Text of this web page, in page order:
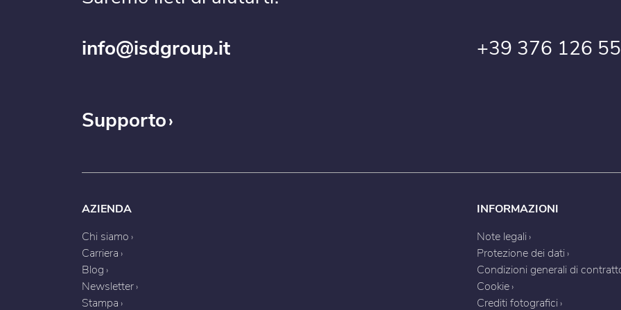
info@isdgroup.it
+39 376 126
Supporto
AZIENDA
Chi siamo
Carriera
Blog
Newsletter
Stampa
INFORMAZIONI
Note legali
Protezione dei dati
Condizioni generali di
Cookie
Crediti fotografici